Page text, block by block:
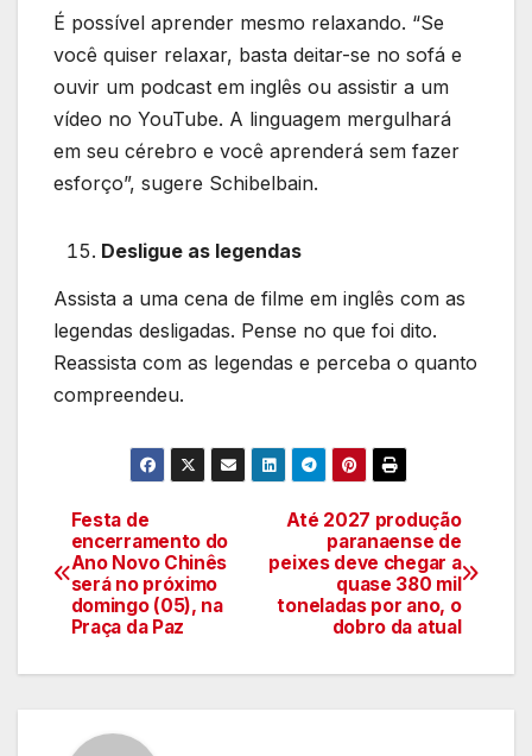
É possível aprender mesmo relaxando. “Se
você quiser relaxar, basta deitar-se no sofá e
ouvir um podcast em inglês ou assistir a um
vídeo no YouTube. A linguagem mergulhará
em seu cérebro e você aprenderá sem fazer
esforço”, sugere Schibelbain.
Desligue as legendas
Assista a uma cena de filme em inglês com as
legendas desligadas. Pense no que foi dito.
Reassista com as legendas e perceba o quanto
compreendeu.
Navegação
de
artigos
Até 2027 produção
paranaense de
peixes deve chegar a
quase 380 mil
toneladas por ano, o
dobro da atual
Festa de
encerramento do
Ano Novo Chinês
será no próximo
domingo (05), na
Praça da Paz